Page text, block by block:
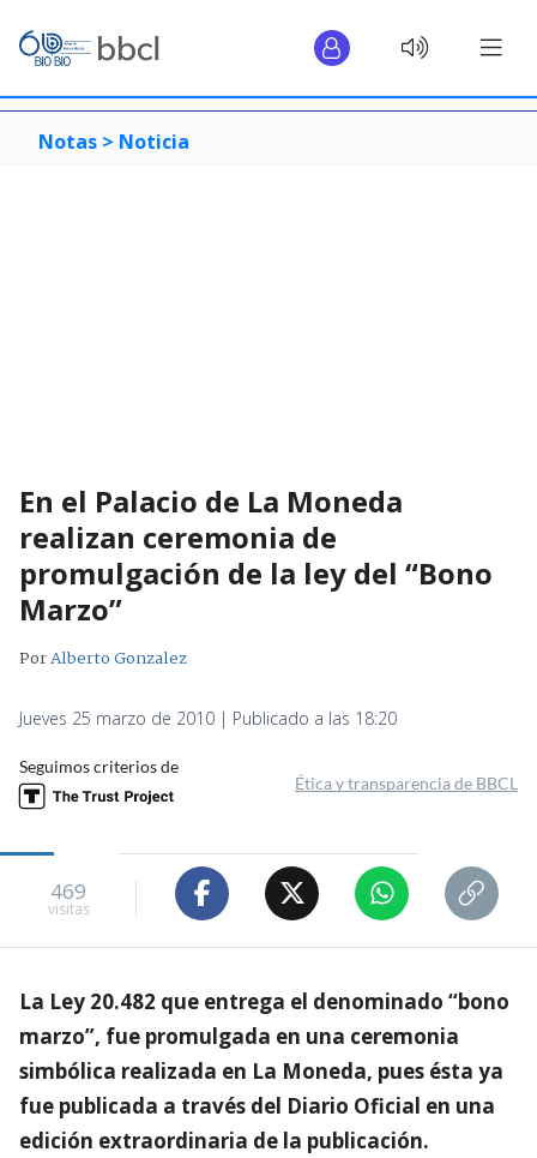
Notas > Noticia
En el Palacio de La Moneda
realizan ceremonia de
promulgación de la ley del “Bono
Marzo”
PorAlberto Gonzalez
Jueves 25 marzo de 2010 | Publicado a las 18:20
Seguimos criterios de
Ética y transparencia de BBCL
469
visitas
La Ley 20.482 que entrega el denominado “bono
marzo”, fue promulgada en una ceremonia
simbólica realizada en La Moneda, pues ésta ya
fue publicada a través del Diario Oficial en una
edición extraordinaria de la publicación.